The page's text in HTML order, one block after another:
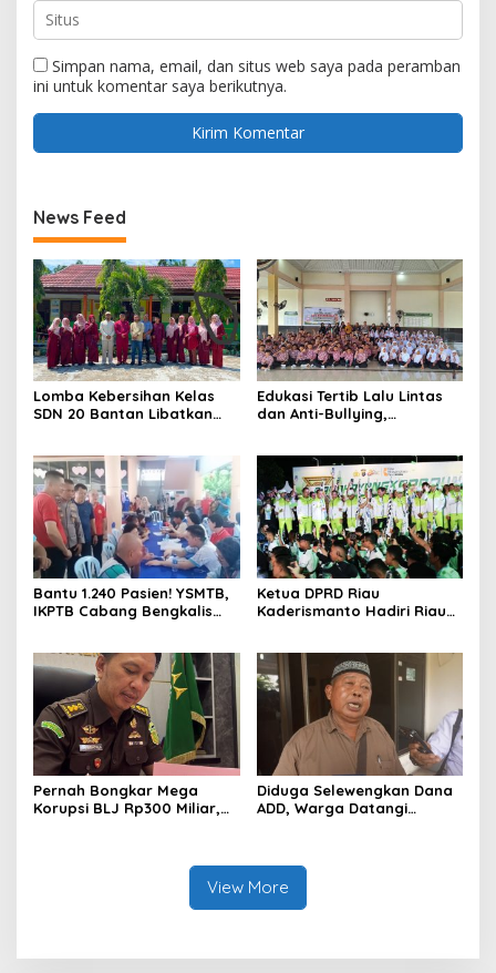
Simpan nama, email, dan situs web saya pada peramban
ini untuk komentar saya berikutnya.
News Feed
Lomba Kebersihan Kelas
SDN 20 Bantan Libatkan
Edukasi Tertib Lalu Lintas
dan Anti-Bullying,
di SD IT Al-Fatih Duri
Bantu 1.240 Pasien! YSMTB,
IKPTB Cabang Bengkalis
Men Riau Atas Kegiatan
Bakti Sosial Kesehatan Di
Bengkalis.
Ketua DPRD Riau
Kaderismanto Hadiri Riau
Kampanye Lingkungan
Pernah Bongkar Mega
Korupsi BLJ Rp300 Miliar,
Diduga Selewengkan Dana
ADD, Warga Datangi
View More